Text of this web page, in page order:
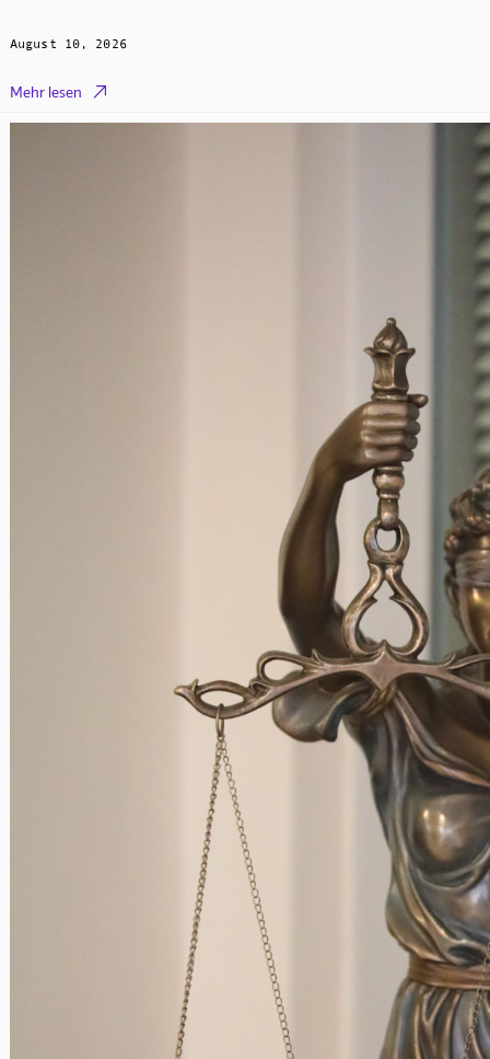
August 10, 2026
Mehr lesen 